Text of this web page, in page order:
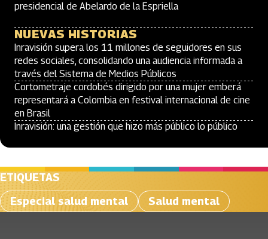
presidencial de Abelardo de la Espriella
NUEVAS HISTORIAS
Inravisión supera los 11 millones de seguidores en sus
redes sociales, consolidando una audiencia informada a
través del Sistema de Medios Públicos
Cortometraje cordobés dirigido por una mujer emberá
representará a Colombia en festival internacional de cine
en Brasil
Inravisión: una gestión que hizo más público lo público
ETIQUETAS
Especial salud mental
Salud mental